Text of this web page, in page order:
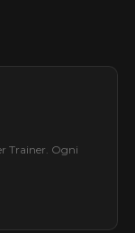
Trainer. Ogni